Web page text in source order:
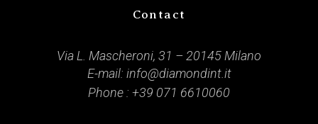
Contact
Via L. Mascheroni, 31 – 20145 Milano
E-mail: info@diamondint.it
Phone : +39 071 6610060